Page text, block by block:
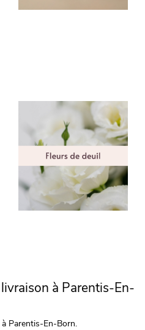
à Parentis-En-
Parentis-En-Born.